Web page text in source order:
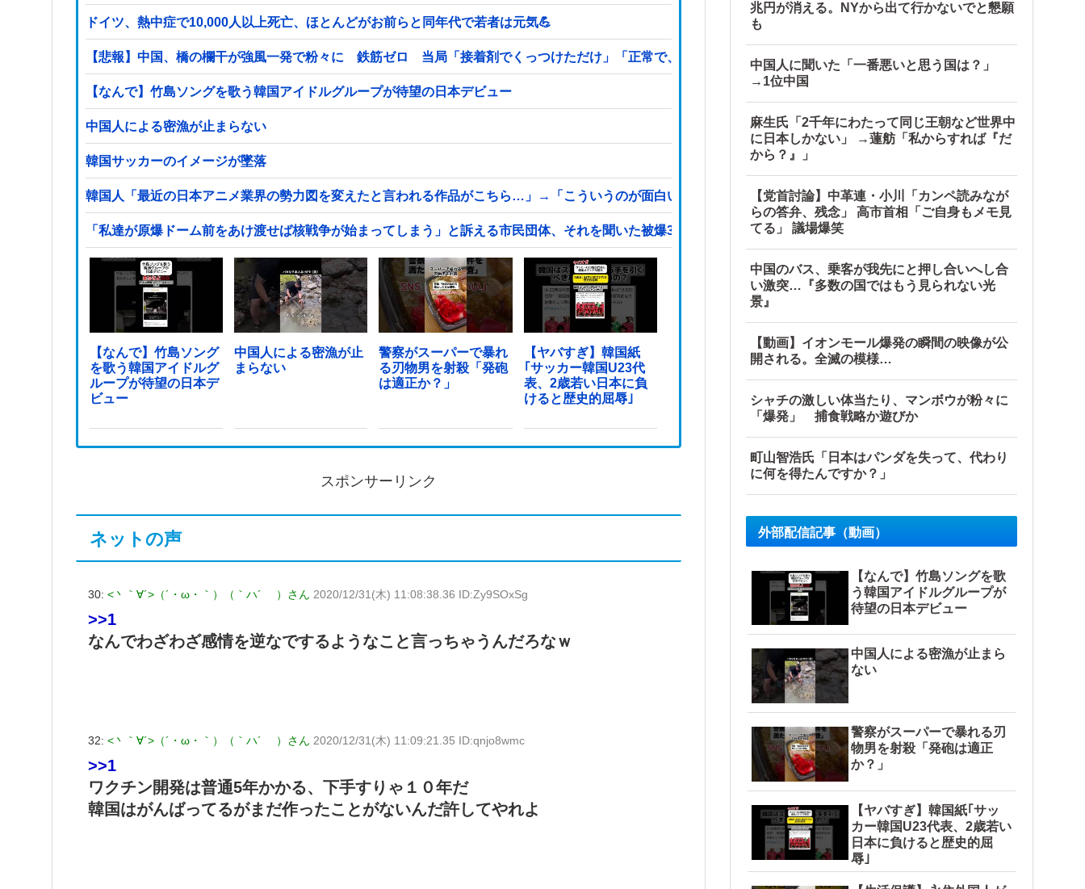
ドイツ、熱中症で10,000人以上死亡、ほとんどがお前らと同年代で若者は元気💪
【悲報】中国、橋の欄干が強風一発で粉々に 鉄筋ゼロ 当局「接着剤でくっつけただけ」「正常で、品質問題はない」
【なんで】竹島ソングを歌う韓国アイドルグループが待望の日本デビュー
中国人による密漁が止まらない
韓国サッカーのイメージが墜落
韓国人「最近の日本アニメ業界の勢力図を変えたと言われる作品がこちら…」→「こういうのが面白い…（ブルブル」＝韓国の反応
「私達が原爆ドーム前をあけ渡せば核戦争が始まってしまう」と訴える市民団体、それを聞いた被爆3世の人が……他
【なんで】竹島ソング
を歌う韓国アイドルグ
ループが待望の日本デ
ビュー
中国人による密漁が止
まらない
警察がスーパーで暴れ
る刃物男を射殺「発砲
は適正か？」
【ヤバすぎ】韓国紙
｢サッカー韓国U23代
表、2歳若い日本に負
けると歴史的屈辱｣
スポンサーリンク
ネットの声
30: <丶｀∀´>（´・ω・｀）（｀ハ´ ）さん 2020/12/31(木) 11:08:38.36 ID:Zy9SOxSg
>>1
なんでわざわざ感情を逆なでするようなこと言っちゃうんだろなｗ
32: <丶｀∀´>（´・ω・｀）（｀ハ´ ）さん 2020/12/31(木) 11:09:21.35 ID:qnjo8wmc
>>1
ワクチン開発は普通5年かかる、下手すりゃ１０年だ
韓国はがんばってるがまだ作ったことがないんだ許してやれよ
兆円が消える。NYから出て行かないでと懇願
も
中国人に聞いた「一番悪いと思う国は？」
→1位中国
麻生氏「2千年にわたって同じ王朝など世界中
に日本しかない」 →蓮舫「私からすれば『だ
から？』」
【党首討論】中革連・小川「カンペ読みなが
らの答弁、残念」 高市首相「ご自身もメモ見
てる」 議場爆笑
中国のバス、乗客が我先にと押し合いへし合
い激突…『多数の国ではもう見られない光
景』
【動画】イオンモール爆発の瞬間の映像が公
開される。全滅の模様…
シャチの激しい体当たり、マンボウが粉々に
「爆発」 捕食戦略か遊びか
町山智浩氏「日本はパンダを失って、代わり
に何を得たんですか？」
外部配信記事（動画）
【なんで】竹島ソングを歌
う韓国アイドルグループが
待望の日本デビュー
中国人による密漁が止まら
ない
警察がスーパーで暴れる刃
物男を射殺「発砲は適正
か？」
【ヤバすぎ】韓国紙｢サッ
カー韓国U23代表、2歳若い
日本に負けると歴史的屈
辱｣